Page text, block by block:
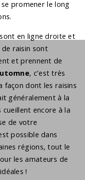
promener le long
en ligne droite et
raisin sont
et prennent de
, c’est très
façon dont les raisins
généralement à la
encore à la
de votre
possible dans
régions, tout le
les amateurs de
!